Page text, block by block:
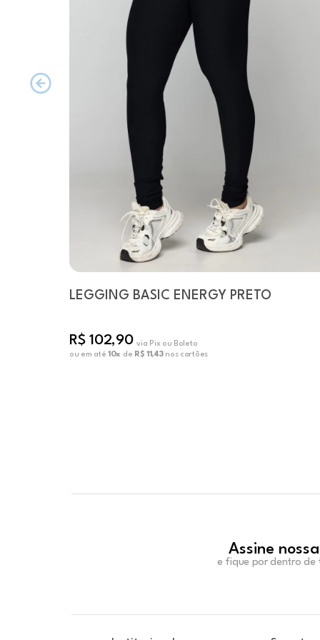
LEGGING BASIC ENERGY PRETO
R$ 102,90 via Pix ou Boleto
ou em até 10x de R$ 11,43nos cartões
Assine
e fique por dentro de